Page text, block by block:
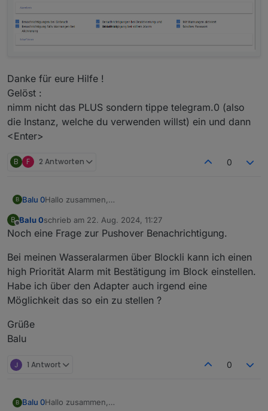
Danke für eure Hilfe !
Gelöst :
nimm nicht das PLUS sondern tippe telegram.0 (also
die Instanz, welche du verwenden willst) ein und dann
<Enter>
B F 2 Antworten 0
B Balu 0Hallo zusammen,
pushover.
Pushover läüft :
?
Danke für eure Hilfe !
nimm nicht das PLUS sondern tippe telegram.0 (also die
Instanz, welche du verwenden willst) ein und dann
B
Offline
Balu 0schrieb am 22. Aug. 2024, 11:27
zuletzt editiert von
Noch eine Frage zur Pushover Benachrichtigung.
Bei meinen Wasseralarmen über Blockli kann ich einen
high Priorität Alarm mit Bestätigung im Block einstellen.
Habe ich über den Adapter auch irgend eine
Möglichkeit das so ein zu stellen ?
Grüße
Balu
1 Antwort 0
B Balu 0Hallo zusammen,